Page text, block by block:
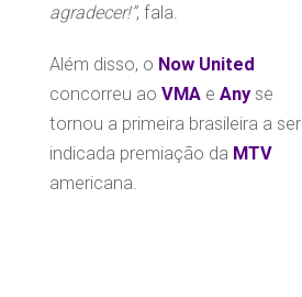
agradecer!”, fala.
Além disso, o Now United
concorreu ao VMAe Anyse
tornou a primeira brasileira a ser
indicada premiação da MTV
americana.